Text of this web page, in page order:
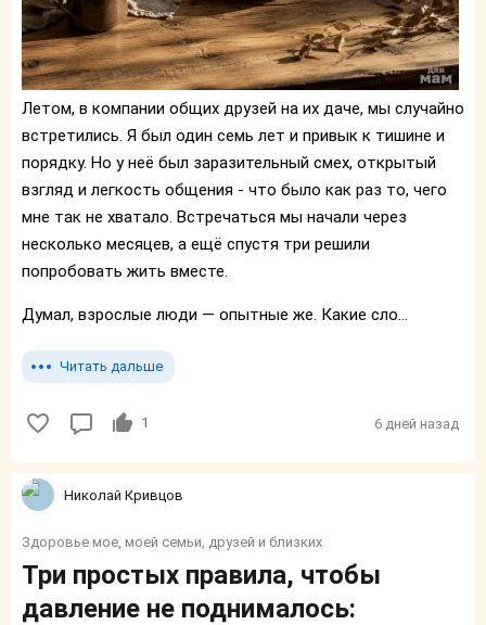
Летом, в компании общих друзей на их даче, мы случайно
встретились. Я был один семь лет и привык к тишине и
порядку. Но у неё был заразительный смех, открытый
взгляд и легкость общения - что было как раз то, чего
мне так не хватало. Встречаться мы начали через
несколько месяцев, а ещё спустя три решили
попробовать жить вместе.
Думал, взрослые люди — опытные же. Какие сло...
Читать дальше
1 6 дней назад
Николай Кривцов
Здоровье мое, моей семьи, друзей и близких
Три простых правила, чтобы
давление не поднималось: